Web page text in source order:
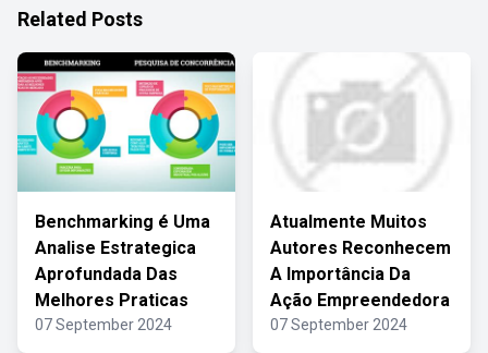
Related Posts
Benchmarking é Uma
Analise Estrategica
Aprofundada Das
Melhores Praticas
07 September 2024
Atualmente Muitos
Autores Reconhecem
A Importância Da
Ação Empreendedora
07 September 2024